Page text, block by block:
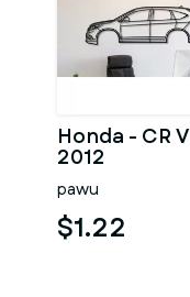
Honda - CR V
2012
pawu
$1.22